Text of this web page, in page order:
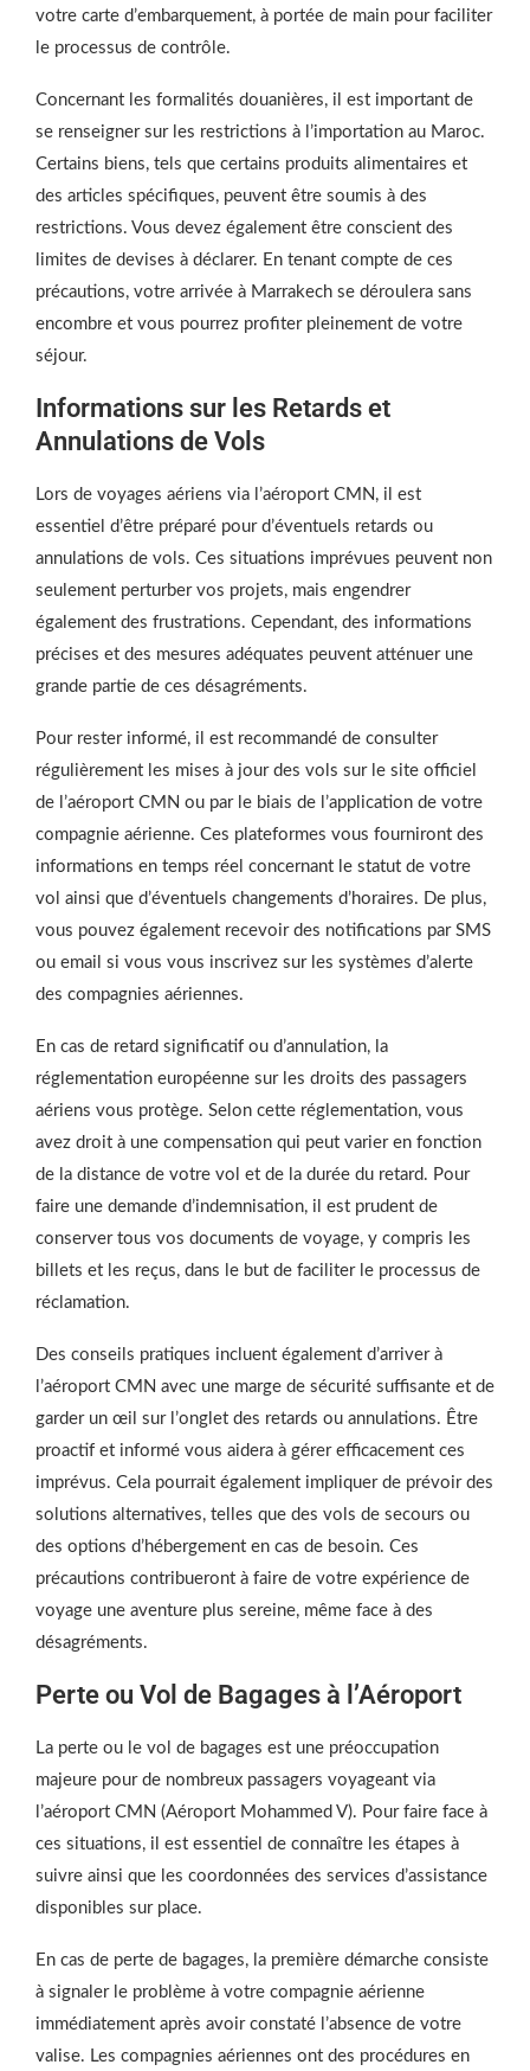
votre carte d’embarquement, à portée de main pour faciliter
le processus de contrôle.
Concernant les formalités douanières, il est important de
se renseigner sur les restrictions à l’importation au Maroc.
Certains biens, tels que certains produits alimentaires et
des articles spécifiques, peuvent être soumis à des
restrictions. Vous devez également être conscient des
limites de devises à déclarer. En tenant compte de ces
précautions, votre arrivée à Marrakech se déroulera sans
encombre et vous pourrez profiter pleinement de votre
séjour.
Informations sur les Retards et
Annulations de Vols
Lors de voyages aériens via l’aéroport CMN, il est
essentiel d’être préparé pour d’éventuels retards ou
annulations de vols. Ces situations imprévues peuvent non
seulement perturber vos projets, mais engendrer
également des frustrations. Cependant, des informations
précises et des mesures adéquates peuvent atténuer une
grande partie de ces désagréments.
Pour rester informé, il est recommandé de consulter
régulièrement les mises à jour des vols sur le site officiel
de l’aéroport CMN ou par le biais de l’application de votre
compagnie aérienne. Ces plateformes vous fourniront des
informations en temps réel concernant le statut de votre
vol ainsi que d’éventuels changements d’horaires. De plus,
vous pouvez également recevoir des notifications par SMS
ou email si vous vous inscrivez sur les systèmes d’alerte
des compagnies aériennes.
En cas de retard significatif ou d’annulation, la
réglementation européenne sur les droits des passagers
aériens vous protège. Selon cette réglementation, vous
avez droit à une compensation qui peut varier en fonction
de la distance de votre vol et de la durée du retard. Pour
faire une demande d’indemnisation, il est prudent de
conserver tous vos documents de voyage, y compris les
billets et les reçus, dans le but de faciliter le processus de
réclamation.
Des conseils pratiques incluent également d’arriver à
l’aéroport CMN avec une marge de sécurité suffisante et de
garder un œil sur l’onglet des retards ou annulations. Être
proactif et informé vous aidera à gérer efficacement ces
imprévus. Cela pourrait également impliquer de prévoir des
solutions alternatives, telles que des vols de secours ou
des options d’hébergement en cas de besoin. Ces
précautions contribueront à faire de votre expérience de
voyage une aventure plus sereine, même face à des
désagréments.
Perte ou Vol de Bagages à l’Aéroport
La perte ou le vol de bagages est une préoccupation
majeure pour de nombreux passagers voyageant via
l’aéroport CMN (Aéroport Mohammed V). Pour faire face à
ces situations, il est essentiel de connaître les étapes à
suivre ainsi que les coordonnées des services d’assistance
disponibles sur place.
En cas de perte de bagages, la première démarche consiste
à signaler le problème à votre compagnie aérienne
immédiatement après avoir constaté l’absence de votre
valise. Les compagnies aériennes ont des procédures en